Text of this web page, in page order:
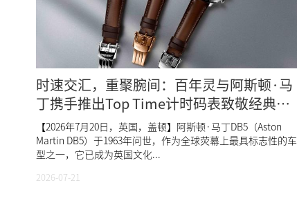
时速交汇，重聚腕间：百年灵与阿斯顿·马
丁携手推出Top Time计时码表致敬经典
DB5
【2026年7月20日，英国，盖顿】阿斯顿·马丁DB5（Aston
Martin DB5）于1963年问世，作为全球荧幕上最具标志性的车
型之一，它已成为英国文化...
2026-07-21